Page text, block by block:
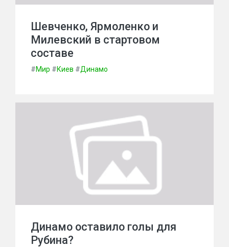
Шевченко, Ярмоленко и
Милевский в стартовом
составе
#Мир #Киев #Динамо
Динамо оставило голы для
Рубина?